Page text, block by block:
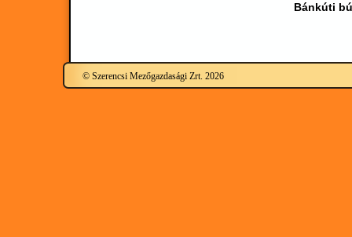
Bánkúti
© Szerencsi Mezőgazdasági Zrt. 2026